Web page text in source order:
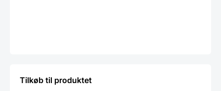
Tilkøb til produktet